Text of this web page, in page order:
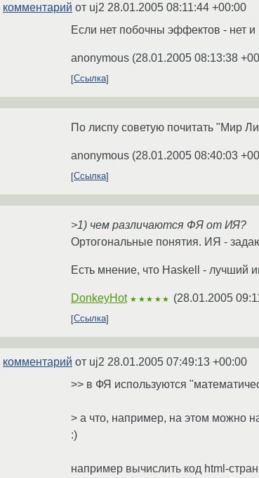
комментарий от uj2 28.01.2005 08:11:44 +00:00
Если нет побочны эффектов - нет
anonymous (28.01.2005 08:13:38
Ссылка
По лиспу советую почитать "Мир
anonymous (28.01.2005 08:40:03
Ссылка
>1) чем различаются ФЯ от ИЯ?
Ортогональные понятия. ИЯ -
Есть мнение, что Haskell - лучший
DonkeyHot ★★★★★ (28.01.2005
Ссылка
комментарий от uj2 28.01.2005 07:49:13 +00:00
>> в ФЯ используются
> а что, например, на этом можно
:)
например вычислить код html-